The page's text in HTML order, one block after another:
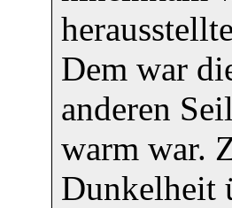
Dem war
anderen
warm war.
Dunkelheit